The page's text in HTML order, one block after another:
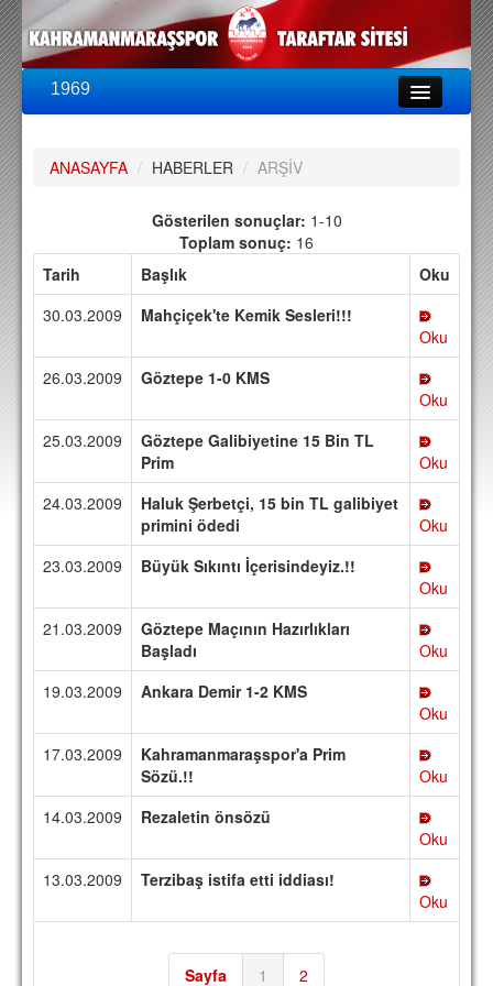
1969
PUAN DURUMU
FİKSTÜR
KADRO
A TAKIM KADROSU
TRANSFERLER
TARAFTAR
BİLETLER
DEPLASMAN
LİSANSLI ÜRÜNLER
FOTOĞRAF & VİDEOLAR
MARŞ & TEZAHÜRATLAR
AMBLEM
SPOR TESİSLERİ
PERSONEL
SPONSORLAR
ANASAYFA / HABERLER / ARŞİV
Gösterilen sonuçlar: 1-10
Toplam sonuç: 16
Tarih
Başlık Oku
Sayfa 1 2
30.03.2009
Mahçiçek'te Kemik Sesleri!!!
Oku
26.03.2009
Göztepe 1-0 KMS
Oku
25.03.2009
Göztepe Galibiyetine 15 Bin TL
Prim
Oku
24.03.2009
Haluk Şerbetçi, 15 bin TL galibiyet
primini ödedi
Oku
23.03.2009
Büyük Sıkıntı İçerisindeyiz.!!
Oku
21.03.2009
Göztepe Maçının Hazırlıkları
Başladı
Oku
19.03.2009
Ankara Demir 1-2 KMS
Oku
17.03.2009
Kahramanmaraşspor'a Prim
Sözü.!!
Oku
14.03.2009
Rezaletin önsözü
Oku
13.03.2009
Terzibaş istifa etti iddiası!
Oku